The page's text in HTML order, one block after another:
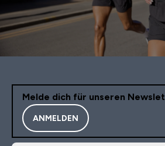
Melde dich für unseren
ANMELDEN